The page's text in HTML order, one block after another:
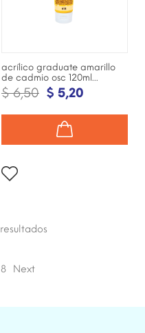
acrílico graduate amarillo
de cadmio osc 120ml...
$ 6,50 $ 5,20
resultados
8 Next